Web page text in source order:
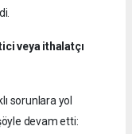
veya ithalatçı
sorunlara yol
devam etti: